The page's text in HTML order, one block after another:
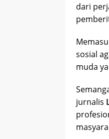
dari
sosial
muda
jurnalis